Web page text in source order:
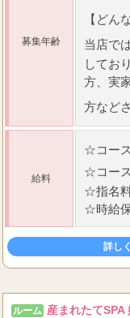
募集年齢
【どん
当店で
してお
方、実
方など
給料
☆コース
☆コース
☆指名
☆時給
☆全額
当店で
詳し
ルーム 産まれたてSPA